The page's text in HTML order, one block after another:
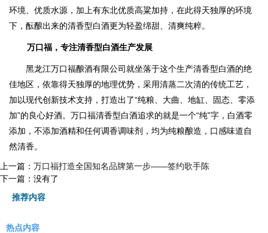
环境、优质水源，加上有东北优质高粱加持，在此得天独厚的环境
下，酝酿出来的清香型白酒更为轻盈绵甜、清爽纯粹。
万口福，专注清香型白酒生产发展
黑龙江万口福酿酒有限公司就坐落于这个生产清香型白酒的绝
佳地区，依靠得天独厚的地理优势，采用清蒸二次清的传统工艺，
加以现代创新技术支持，打造出了“纯粮、大曲、地缸、固态、零添
加”的良心好酒。万口福清香型白酒追求的就是一个“纯”字，白酒零
添加，不添加酒精和任何调香调味剂，均为纯粮酿造，口感味道自
然清香。
上一篇： 万口福打造全国知名品牌第一步——签约歌手陈
下一篇：没有了
推荐内容
热点内容